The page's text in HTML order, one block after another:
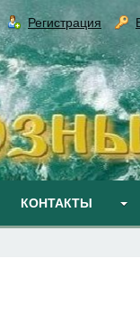
Регистрация
КОНТАКТЫ